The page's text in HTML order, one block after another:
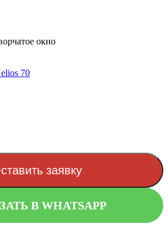
окно
70
заявку
В WHATSAPP